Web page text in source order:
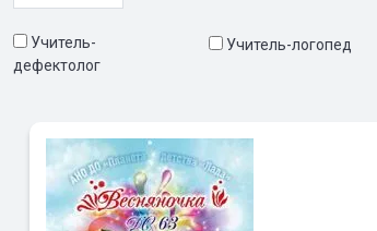
Учитель-
дефектолог
Учитель-логопед